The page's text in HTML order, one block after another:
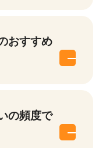
おすすめ
の頻度で